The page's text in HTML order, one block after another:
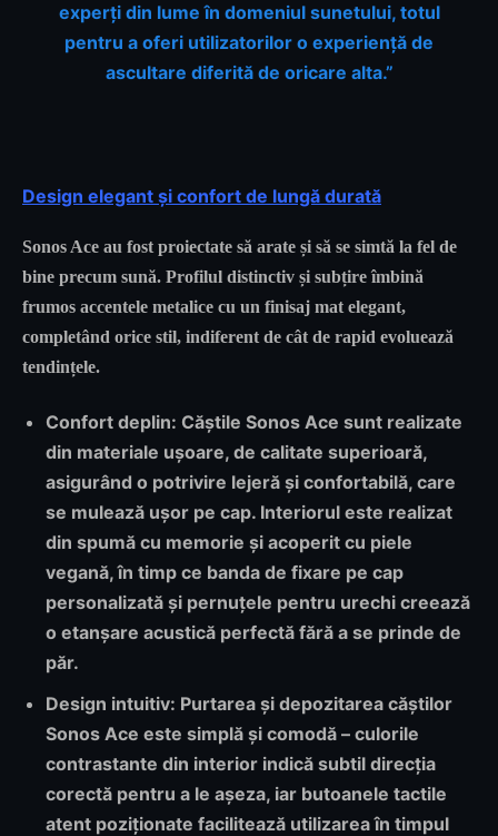
experți din lume în domeniul sunetului, totul
pentru a oferi utilizatorilor o experiență de
ascultare diferită de oricare alta.”
Design elegant și confort de lungă durată
Sonos Ace au fost proiectate să arate și să se simtă la fel de
bine precum sună. Profilul distinctiv și subțire îmbină
frumos accentele metalice cu un finisaj mat elegant,
completând orice stil, indiferent de cât de rapid evoluează
tendințele.
Confort deplin: Căștile Sonos Ace sunt realizate
din materiale ușoare, de calitate superioară,
asigurând o potrivire lejeră și confortabilă, care
se mulează ușor pe cap. Interiorul este realizat
din spumă cu memorie și acoperit cu piele
vegană, în timp ce banda de fixare pe cap
personalizată și pernuțele pentru urechi creează
o etanșare acustică perfectă fără a se prinde de
păr.
Design intuitiv: Purtarea și depozitarea căștilor
Sonos Ace este simplă și comodă – culorile
contrastante din interior indică subtil direcția
corectă pentru a le așeza, iar butoanele tactile
atent poziționate facilitează utilizarea în timpul